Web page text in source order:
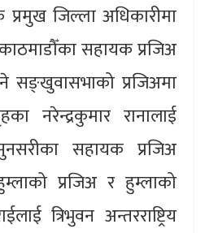
जिल्ला अधिकारीमा
सहायक प्रजिअ
सङ्खुवासभाको प्रजिअमा
नरेन्द्रकुमार रानालाई
सहायक प्रजिअ
प्रजिअ र हुम्लाको
त्रिभुवन अन्तरराष्ट्रिय